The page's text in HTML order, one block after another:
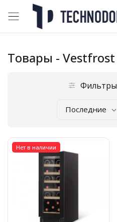
Товары - Vestfrost
Фильтры
Последние
Нет в наличии